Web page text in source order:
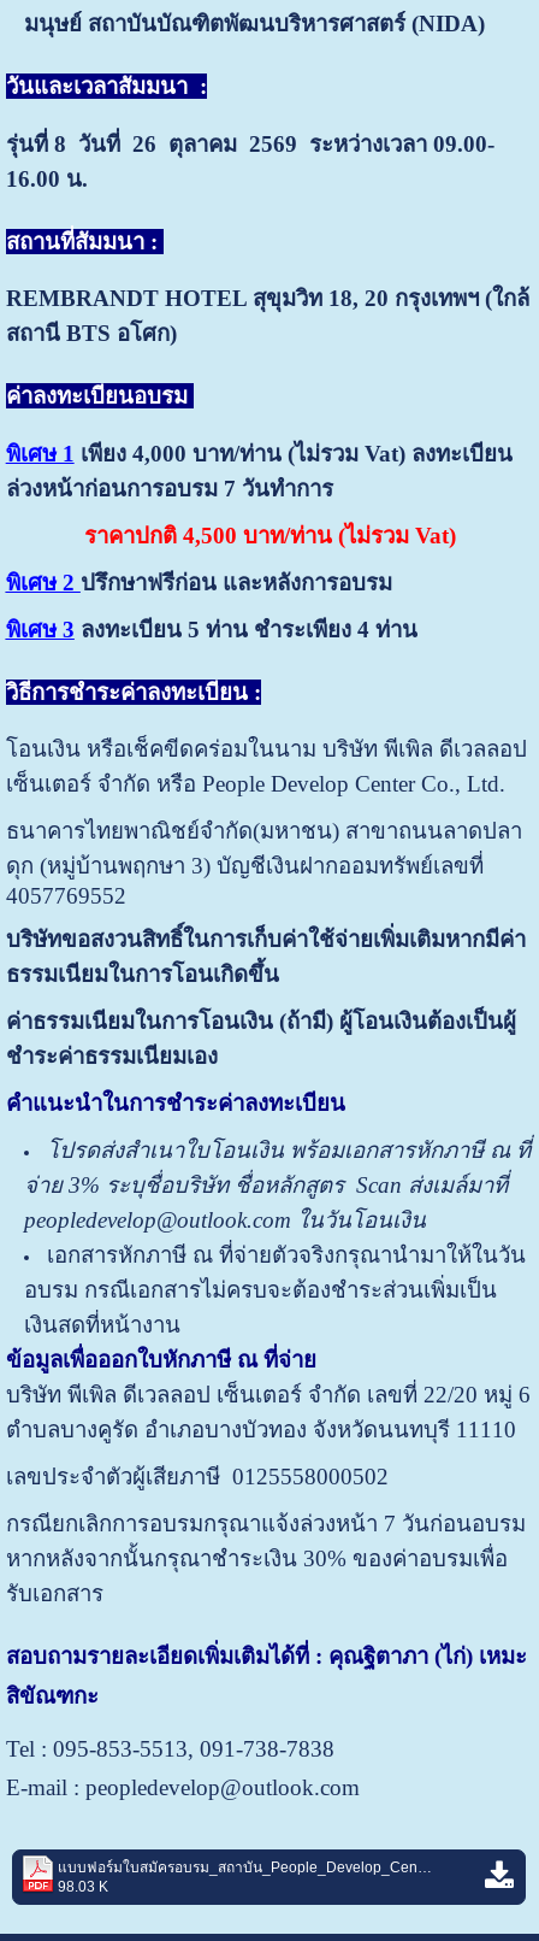
มนุษย์ สถาบันบัณฑิตพัฒนบริหารศาสตร์ (NIDA)
วันและเวลาสัมมนา :
รุ่นที่ 8 วันที่ 26 ตุลาคม 2569 ระหว่างเวลา 09.00-
16.00 น.
สถานที่สัมมนา :
REMBRANDT HOTEL สุขุมวิท 18, 20 กรุงเทพฯ (ใกล้
สถานี BTS อโศก)
ค่าลงทะเบียนอบรม
พิเศษ 1 เพียง 4,000 บาท/ท่าน (ไม่รวม Vat) ลงทะเบียน
ล่วงหน้าก่อนการอบรม 7 วันทำการ
ราคาปกติ 4,500 บาท/ท่าน (ไม่รวม Vat)
พิเศษ 2 ปรึกษาฟรีก่อน และหลังการอบรม
พิเศษ 3 ลงทะเบียน 5 ท่าน ชำระเพียง 4 ท่าน
วิธีการชำระค่าลงทะเบียน :
โอนเงิน หรือเช็คขีดคร่อมในนาม บริษัท พีเพิล ดีเวลลอป
เซ็นเตอร์ จำกัด หรือ People Develop Center Co., Ltd.
ธนาคารไทยพาณิชย์จำกัด(มหาชน) สาขาถนนลาดปลา
ดุก (หมู่บ้านพฤกษา 3) บัญชีเงินฝากออมทรัพย์เลขที่
4057769552
บริษัทขอสงวนสิทธิ์ในการเก็บค่าใช้จ่ายเพิ่มเติมหากมีค่า
ธรรมเนียมในการโอนเกิดขึ้น
ค่าธรรมเนียมในการโอนเงิน (ถ้ามี) ผู้โอนเงินต้องเป็นผู้
ชำระค่าธรรมเนียมเอง
คำแนะนำในการชำระค่าลงทะเบียน
โปรดส่งสำเนาใบโอนเงิน พร้อมเอกสารหักภาษี ณ ที่
จ่าย3% ระบุชื่อบริษัท ชื่อหลักสูตร Scan ส่งเมล์มาที่
peopledevelop@outlook.com ในวันโอนเงิน
เอกสารหักภาษี ณ ที่จ่ายตัวจริงกรุณานำมาให้ในวัน
อบรม กรณีเอกสารไม่ครบจะต้องชำระส่วนเพิ่มเป็น
เงินสดที่หน้างาน
ข้อมูลเพื่อออกใบหักภาษี ณ ที่จ่าย
บริษัท พีเพิล ดีเวลลอป เซ็นเตอร์ จำกัด เลขที่ 22/20 หมู่ 6
ตำบลบางคูรัด อำเภอบางบัวทอง จังหวัดนนทบุรี 11110
เลขประจำตัวผู้เสียภาษี 0125558000502
กรณียกเลิกการอบรมกรุณาแจ้งล่วงหน้า 7 วันก่อนอบรม
หากหลังจากนั้นกรุณาชำระเงิน 30% ของค่าอบรมเพื่อ
รับเอกสาร
สอบถามรายละเอียดเพิ่มเติมได้ที่ : คุณฐิตาภา (ไก่) เหมะ
สิขัณฑกะ
Tel : 095-853-5513, 091-738-7838
E-mail : peopledevelop@outlook.com
แบบฟอร์มใบสมัครอบรม_สถาบัน_People_Develop_Center_Rev.6.pdf
98.03 K